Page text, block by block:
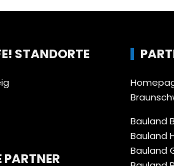
STANDORTE
PARTNER
Bauland
Bauland
Bauland